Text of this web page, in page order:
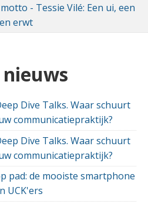
- Tessie Vilé: Een ui, een
erwt
nieuws
Dive Talks. Waar schuurt
communicatiepraktijk?
Dive Talks. Waar schuurt
communicatiepraktijk?
pad: de mooiste smartphone
UCK'ers